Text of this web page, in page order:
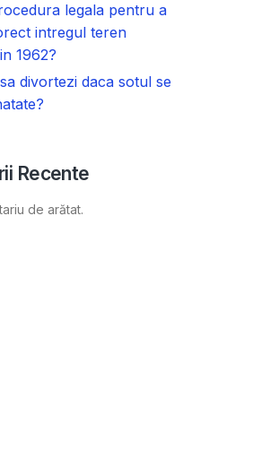
legala pentru a
intregul teren
1962?
divortezi daca sotul se
Recente
de arătat.